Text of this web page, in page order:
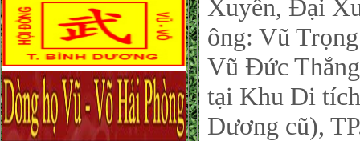
Xuyên, Đại
ông: Vũ
Vũ Đức
tại Khu Di
Dương cũ),